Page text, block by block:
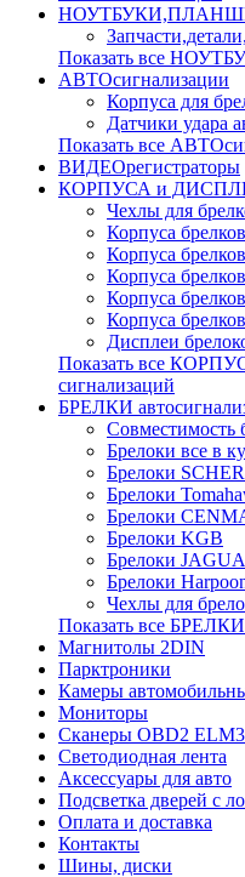
Показать все
АВТОсигнализации
Корпуса для
Датчики удара
Показать все
ВИДЕОрегистраторы
КОРПУСА и ДИСПЛЕИ
Чехлы для
Корпуса
Корпуса
Корпуса
Корпуса
Корпуса
Дисплеи
Показать все
сигнализаций
БРЕЛКИ
Совместимость
Брелоки все в
Брелоки
Брелоки
Брелоки
Брелоки KGB
Брелоки
Брелоки
Чехлы для
Показать все БРЕЛКИ
Магнитолы 2DIN
Парктроники
Камеры
Мониторы
Сканеры OBD2
Светодиодная лента
Аксессуары для авто
Подсветка дверей с
Оплата и доставка
Контакты
Шины, диски